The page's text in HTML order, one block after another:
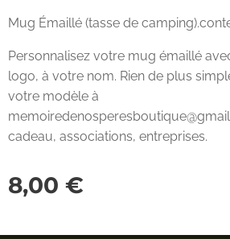
Mug Émaillé (tasse de
Personnalisez votre mug émaillé
logo, à votre nom. Rien de plus
votre modèle à
cadeau, associations, entreprises.
8,00 €